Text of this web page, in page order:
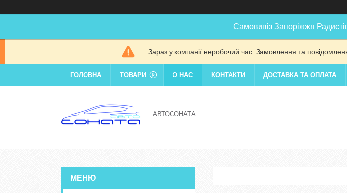
Самовивіз Запоріжжя
Зараз у компанії неробочий час. Замовлення та
ГОЛОВНА ТОВАРИ О НАС КОНТАКТИ ДОСТАВКА ТА ОПЛАТА
АВТОСОНАТА